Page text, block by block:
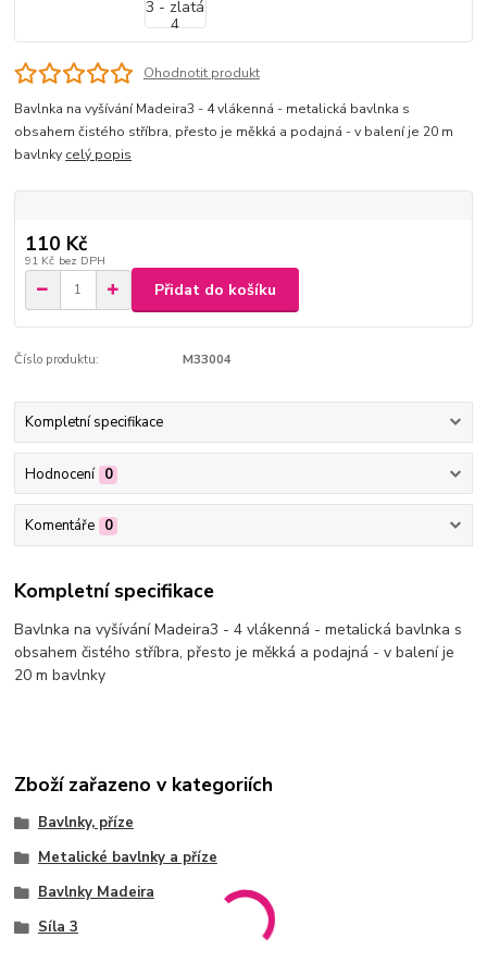
Ohodnotit produkt
Bavlnka na vyšívání Madeira3 - 4 vlákenná - metalická bavlnka s
obsahem čistého stříbra, přesto je měkká a podajná - v balení je 20 m
bavlnky celý popis
110 Kč
91 Kč bez DPH
Přidat do košíku
Číslo produktu: M33004
Kompletní specifikace
Hodnocení 0
Komentáře 0
Kompletní specifikace
Bavlnka na vyšívání Madeira3 - 4 vlákenná - metalická bavlnka s
obsahem čistého stříbra, přesto je měkká a podajná - v balení je
20 m bavlnky
Zboží zařazeno v kategoriích
Bavlnky, příze
Metalické bavlnky a příze
Bavlnky Madeira
Síla 3